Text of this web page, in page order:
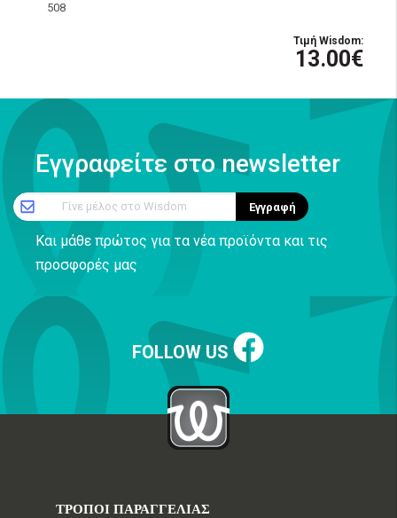
508
Τιμή Wisdom:
13.00€
Εγγραφείτε στο newsletter
Γίνε μέλος στο Wisdom Εγγραφή
Και μάθε πρώτος για τα νέα προϊόντα και τις
προσφορές μας
FOLLOW US
ΤΡΟΠΟΙ ΠΑΡΑΓΓΕΛΙΑΣ